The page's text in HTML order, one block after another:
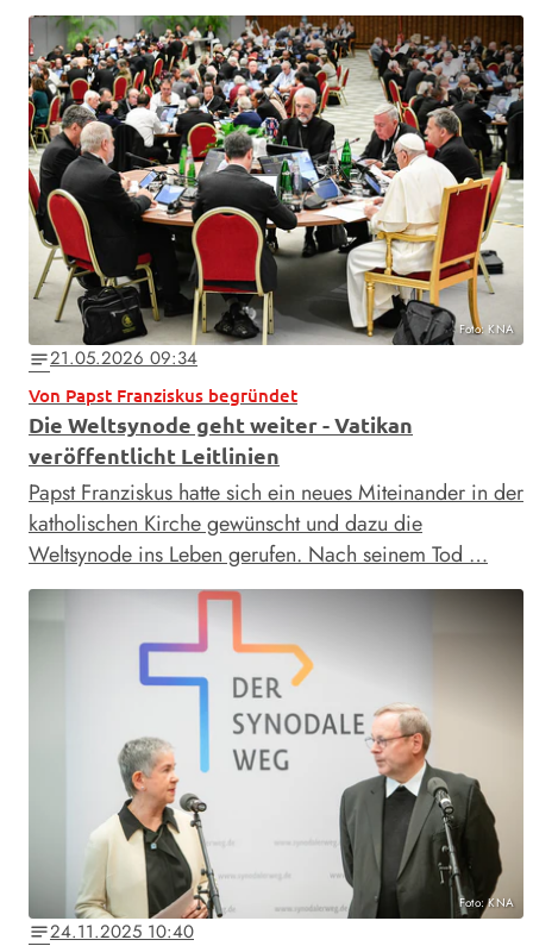
Foto: KNA
notes21.05.2026 09:34
Von Papst Franziskus begründet
Die Weltsynode geht weiter - Vatikan
veröffentlicht Leitlinien
Papst Franziskus hatte sich ein neues Miteinander in der
katholischen Kirche gewünscht und dazu die
Weltsynode ins Leben gerufen. Nach seinem Tod …
Foto: KNA
notes24.11.2025 10:40